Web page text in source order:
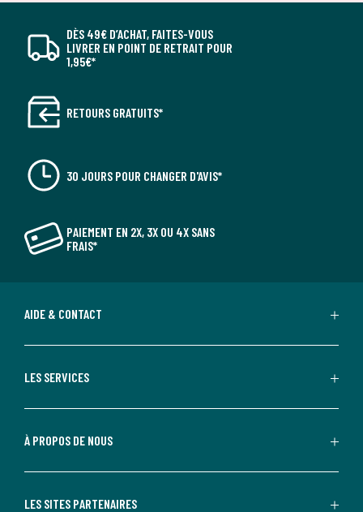
DÈS 49€ D’ACHAT, FAITES-VOUS
LIVRER EN POINT DE RETRAIT POUR
1,95€*
RETOURS GRATUITS*
30 JOURS POUR CHANGER D'AVIS*
PAIEMENT EN 2X, 3X OU 4X SANS
FRAIS*
AIDE & CONTACT
LES SERVICES
À PROPOS DE NOUS
LES SITES PARTENAIRES